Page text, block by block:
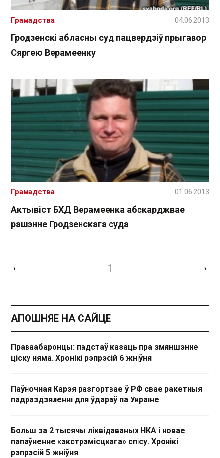
Гродзенскі абласны суд пацвердзіў прыгавор
Сяргею Верамеенку
Грамадства 04.06.2013
Актывіст БХД Верамеенка абскарджвае
рашэнне Гродзенскага суда
Грамадства 01.06.2013
‹ 1 ›
АПОШНЯЕ НА САЙЦЕ
Праваабаронцы: падстаў казаць пра змяншэнне
ціску няма. Хронікі рэпрэсій 6 жніўня
Паўночная Карэя разгортвае ў РФ свае ракетныя
падраздзяленні для ўдараў па Украіне
Больш за 2 тысячы ліквідаваных НКА і новае
папаўненне «экстрэмісцкага» спісу. Хронікі
рэпрэсій 5 жніўня